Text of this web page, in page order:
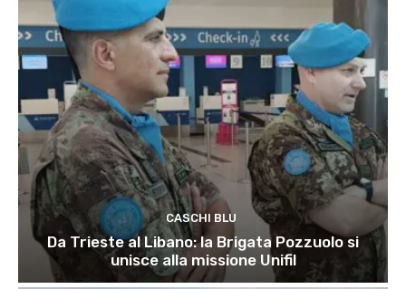
CASCHI BLU
Da Trieste al Libano: la Brigata Pozzuolo si
unisce alla missione Unifil